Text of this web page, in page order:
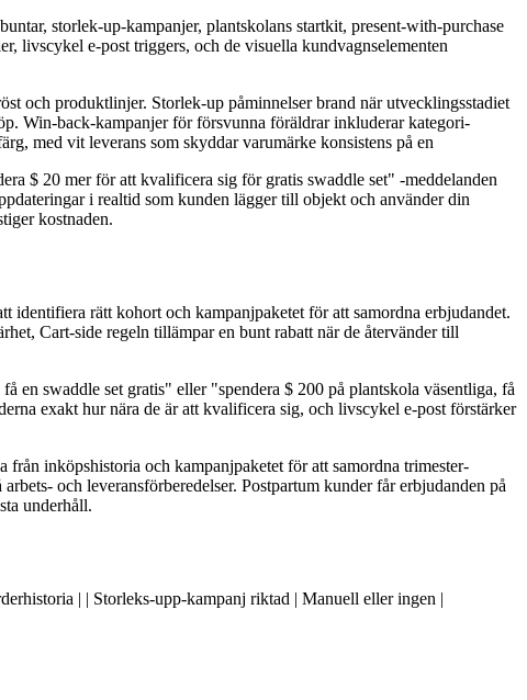
storlek-up-kampanjer, plantskolans startkit, present-with-purchase
livscykel e-post triggers, och de visuella kundvagnselementen
och produktlinjer. Storlek-up påminnelser brand när utvecklingsstadiet
Win-back-kampanjer för försvunna föräldrar inkluderar kategori-
med vit leverans som skyddar varumärke konsistens på en
$ 20 mer för att kvalificera sig för gratis swaddle set" -meddelanden
i realtid som kunden lägger till objekt och använder din
kostnaden.
rätt kohort och kampanjpaketet för att samordna erbjudandet.
Cart-side regeln tillämpar en bunt rabatt när de återvänder till
en swaddle set gratis" eller "spendera $ 200 på plantskola väsentliga, få
exakt hur nära de är att kvalificera sig, och livscykel e-post förstärker
inköpshistoria och kampanjpaketet för att samordna trimester-
och leveransförberedelser. Postpartum kunder får erbjudanden på
underhåll.
| | Storleks-upp-kampanj riktad | Manuell eller ingen |